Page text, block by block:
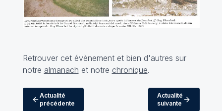
Retrouver cet évènement et bien d'autres sur
notre almanach et notre chronique.
Actualité
précédente
Actualité
suivante